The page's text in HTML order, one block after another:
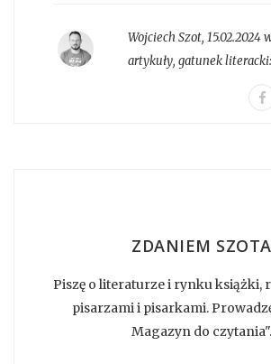
Wojciech Szot, 15.02.2024
artykuły, gatunek literacki:
ZDANIEM SZOTA
Piszę o literaturze i rynku książki,
pisarzami i pisarkami.
Magazyn do czytania".